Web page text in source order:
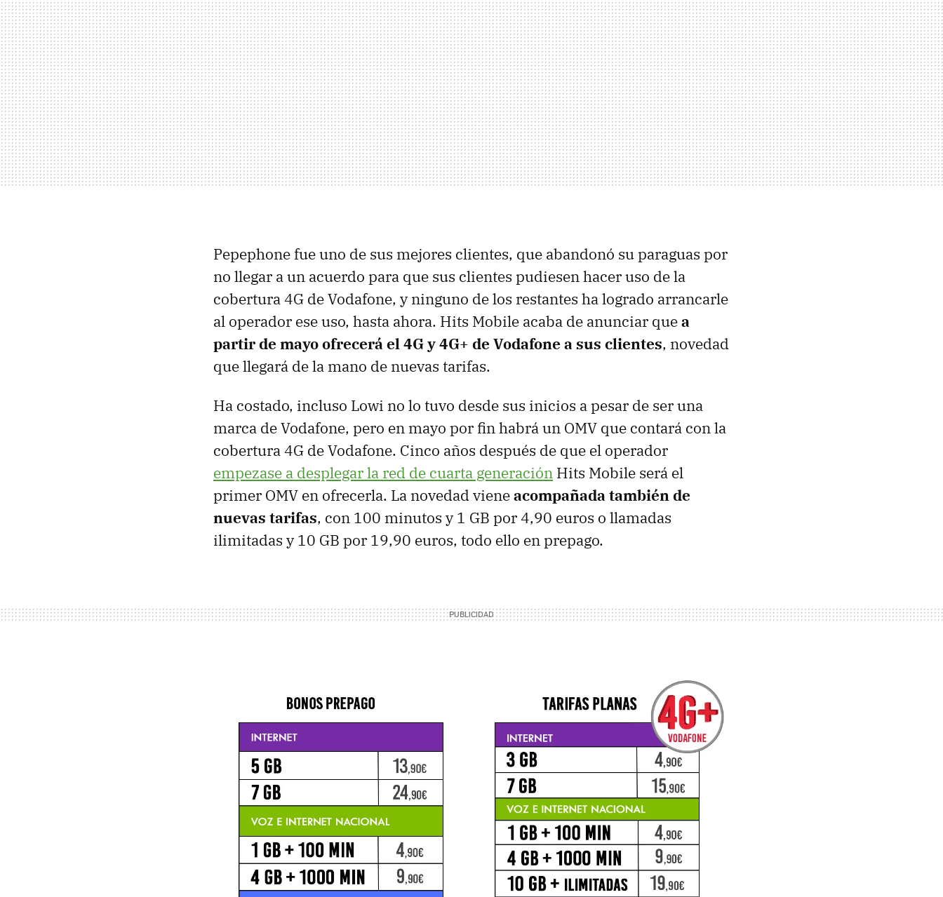
Pepephone fue uno de sus mejores clientes, que abandonó su paraguas por
no llegar a un acuerdo para que sus clientes pudiesen hacer uso de la
cobertura 4G de Vodafone, y ninguno de los restantes ha logrado arrancarle
al operador ese uso, hasta ahora. Hits Mobile acaba de anunciar quea
partir de mayo ofrecerá el 4G y 4G+ de Vodafone a sus clientes, novedad
que llegará de la mano de nuevas tarifas.
Ha costado, incluso Lowi no lo tuvo desde sus inicios a pesar de ser una
marca de Vodafone, pero en mayo por fin habrá un OMV que contará con la
cobertura 4G de Vodafone. Cinco años después de que el operador
empezase a desplegar la red de cuarta generación Hits Mobile será el
primer OMV en ofrecerla. La novedad vieneacompañada también de
nuevas tarifas, con 100 minutos y 1 GB por 4,90 euros o llamadas
ilimitadas y 10 GB por 19,90 euros, todo ello en prepago.